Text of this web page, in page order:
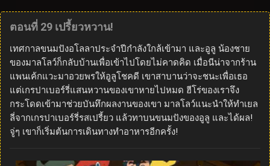
ตอนที่ 29 เปรี้ยวหวาน!
เทศกาลขนมปังอโลลาประจำปีกำลังใกล้เข้ามา และอูลู น้องชาย
ของมาลโลว์ก็กลับบ้านเพื่อเข้าไปโดยไม่คาดคิด เมื่อนีน่าจากร้าน
แพนเค้กแวะมาอวยพรให้อูลูโชคดี เขาสาบานว่าจะชนะเพื่อเธอ
แต่เกรปาเบอร์รี่แสนหวานของเขาหายไปหมด ฮีโร่ของเราจึง
กระโดดเข้ามาช่วยบันทึกผลงานของเขา มาลโลว์แนะนำให้ทำเยล
ลี่จากเกรปาเบอร์รี่รสเปรี้ยว แล้วทาบนขนมปังของอูลู และได้ผล!
จู่ๆ เขาก็เริ่มต้นการเดินทางทำอาหารอีกครั้ง!